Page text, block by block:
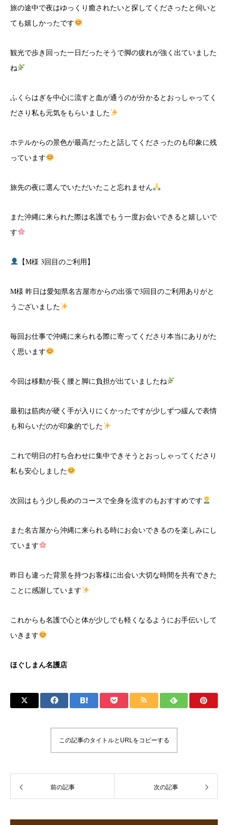
旅の途中で夜はゆっくり癒されたいと探してくださったと伺いと
ても嬉しかったです
観光で歩き回った一日だったそうで脚の疲れが強く出ていました
ね
ふくらはぎを中心に流すと血が通うのが分かるとおっしゃってく
ださり私も元気をもらいました
ホテルからの景色が最高だったと話してくださったのも印象に残
っています
旅先の夜に選んでいただいたこと忘れません
また沖縄に来られた際は名護でもう一度お会いできると嬉しいで
す
【M様 3回目のご利用】
M様 昨日は愛知県名古屋市からの出張で3回目のご利用ありがと
うございました
毎回お仕事で沖縄に来られる際に寄ってくださり本当にありがた
く思います
今回は移動が長く腰と脚に負担が出ていましたね
最初は筋肉が硬く手が入りにくかったですが少しずつ緩んで表情
も和らいだのが印象的でした
これで明日の打ち合わせに集中できそうとおっしゃってくださり
私も安心しました
次回はもう少し長めのコースで全身を流すのもおすすめです
また名古屋から沖縄に来られる時にお会いできるのを楽しみにし
ています
昨日も違った背景を持つお客様に出会い大切な時間を共有できた
ことに感謝しています
これからも名護で心と体が少しでも軽くなるようにお手伝いして
いきます
ほぐしまん名護店
この記事のタイトルとURLをコピーする
前の記事 次の記事